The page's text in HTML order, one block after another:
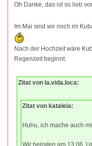
Oh Danke, das ist so lieb
Im Mai sind wir noch im
Nach der Hochzeit wäre
Regenzeit beginnt.
Zitat von la.vida.loca:
Zitat von kataleia:
Huhu, ich mache auch
Wir heiraten am 13.06.